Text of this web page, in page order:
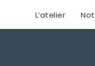
L’atelier